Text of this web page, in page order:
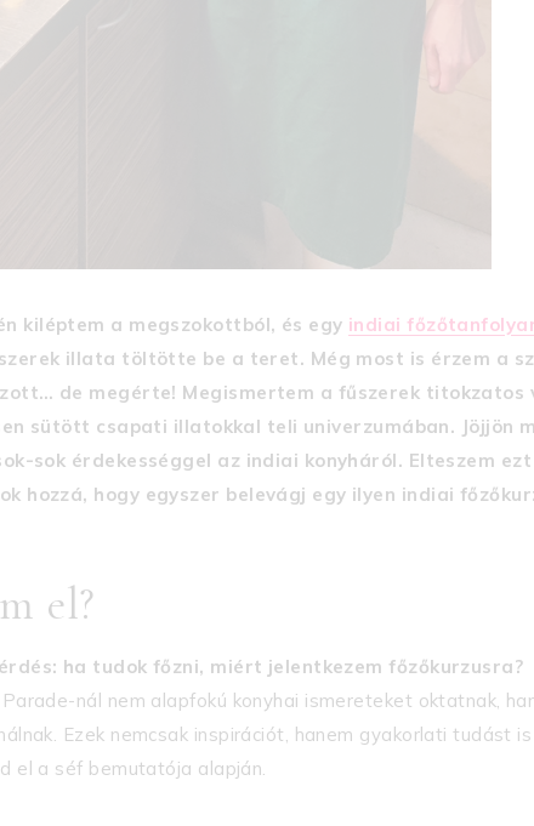
kiléptem a megszokottból, és egy indiai
illata töltötte be a teret. Még most is érzem a
de megérte! Megismertem a fűszerek titokzatos
sütött csapati illatokkal teli univerzumában. Jöjjön
sok érdekességgel az indiai konyháról. Elteszem
hozzá, hogy egyszer belevágj egy ilyen indiai
el?
ha tudok főzni, miért jelentkezem főzőkurzusra?
nál nem alapfokú konyhai ismereteket oktatnak,
Ezek nemcsak inspirációt, hanem gyakorlati tudást
el a séf bemutatója alapján.